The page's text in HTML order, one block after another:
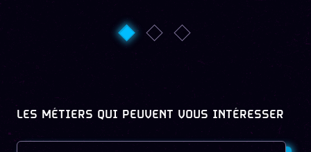
LES MÉTIERS QUI PEUVENT VOUS INTÉRESSER